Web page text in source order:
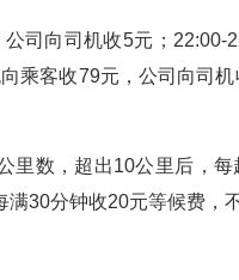
司向司机收5元；22:00-
乘客收79元，公司向司
里数，超出10公里后，
30分钟收20元等候费，